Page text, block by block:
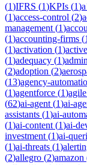
(1)IFRS (1)KPIs (1)
(1)access-control (2)
management (1)
(1)accounting-firms (1
(1)activation (1)
(1)adequacy (1)
(2)adoption (2)
(13)agency-
(1)agentforce (1)agile
(62)ai-agent (1)ai-
assistants (1)ai-
(1)ai-content (1)ai-
investment (1)ai-
(1)ai-threats (1)
(2)allegro (2)amazon